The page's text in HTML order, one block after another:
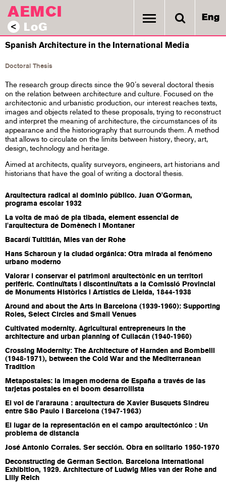
AEMCI
< LoG
Eng
Spanish Architecture in the International Media
Doctoral Thesis
The research group directs since the 90’s several doctoral thesis
on the relation between architecture and culture. Focused on the
architectonic and urbanistic production, our interest reaches texts,
images and objects related to these proposals, trying to reconstruct
and interpret the meaning of architecture, the circumstances of its
appearance and the historiography that surrounds them. A method
that allows to circulate on the limits between history, theory, art,
design, technology and heritage.
Aimed at architects, quality surveyors, engineers, art historians and
historians that have the goal of writing a doctoral thesis.
Arquitectura radical al dominio público. Juan O'Gorman,
programa escolar 1932
La volta de maó de pla tibada, element essencial de
l'arquitectura de Domènech i Montaner
Bacardí Tultitlán, Mies van der Rohe
Hans Scharoun y la ciudad orgánica: Otra mirada al fenómeno
urbano moderno
Valorar i conservar el patrimoni arquitectònic en un territori
perifèric. Continuïtats i discontinuïtats a la Comissió Provincial
de Monuments Històrics i Artístics de Lleida, 1844-1938
Around and about the Arts in Barcelona (1939-1960): Supporting
Roles, Select Circles and Small Venues
Cultivated modernity. Agricultural entrepreneurs in the
architecture and urban planning of Culiacán (1940-1960)
Crossing Modernity: The Architecture of Harnden and Bombelli
(1948-1971), between the Cold War and the Mediterranean
Tradition
Metapostales: la imagen moderna de España a través de las
tarjetas postales en el boom desarrollista
El vol de l'ararauna : arquitectura de Xavier Busquets Sindreu
entre São Paulo i Barcelona (1947-1963)
El lugar de la representación en el campo arquitectónico : Un
problema de distancia
José Antonio Corrales. Ser sección. Obra en solitario 1950-1970
Deconstructing de German Section. Barcelona International
Exhibition, 1929. Architecture of Ludwig Mies van der Rohe and
Lilly Reich